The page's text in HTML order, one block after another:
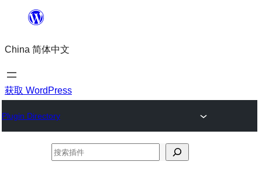
内
容
China 简体中文
获取 WordPress
Plugin Directory
搜